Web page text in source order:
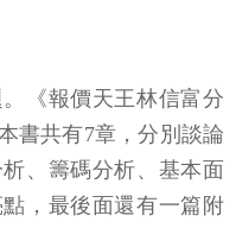
《報價天王林信富分
書共有7章，分別談論
、籌碼分析、基本面
，最後面還有一篇附